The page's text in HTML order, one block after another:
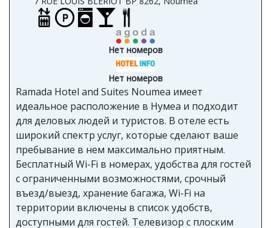
Нет номеров
Нет номеров
Ramada Hotel and Suites Noumea имеет
идеальное расположение в Нумеа и подходит
для деловых людей и туристов. В отеле есть
широкий спектр услуг, которые сделают ваше
пребывание в нем максимально приятным.
Бесплатный Wi-Fi в номерах, удобства для гостей
с ограниченными возможностями, срочный
въезд/выезд, хранение багажа, Wi-Fi на
территории включены в список удобств,
доступными для гостей. Телевизор с плоским